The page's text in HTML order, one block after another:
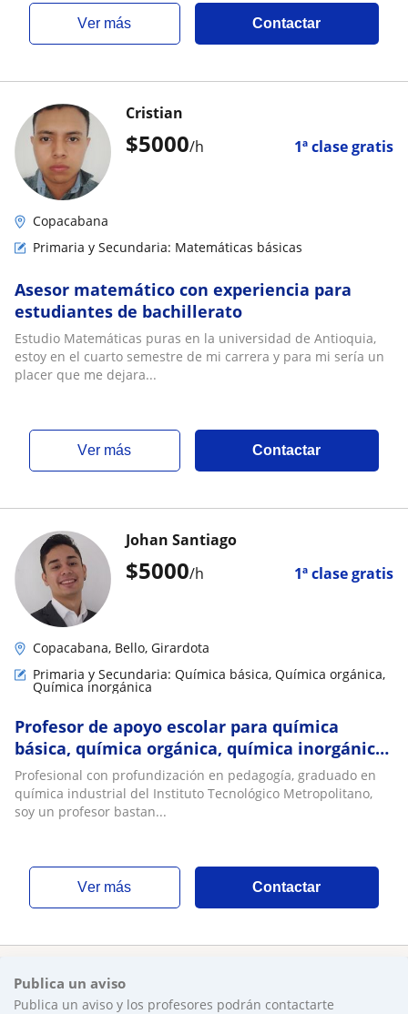
ver más Contactar
$5000/h 1ª clase gratis
Cristian
Copacabana
Primaria y Secundaria: Matemáticas básicas
Asesor matemático con experiencia para
estudiantes de bachillerato
Estudio Matemáticas puras en la universidad de Antioquia,
estoy en el cuarto semestre de mi carrera y para mi sería un
placer que me dejara...
ver más Contactar
$5000/h 1ª clase gratis
Johan Santiago
Copacabana, Bello, Girardota
Primaria y Secundaria: Química básica, Química orgánica,
Química inorgánica
Profesor de apoyo escolar para química
básica, química orgánica, química inorgánica,
y matemáticas básicas
Profesional con profundización en pedagogía, graduado en
química industrial del Instituto Tecnológico Metropolitano,
soy un profesor bastan...
ver más Contactar
Publica un aviso
Publica un aviso y los profesores podrán contactarte